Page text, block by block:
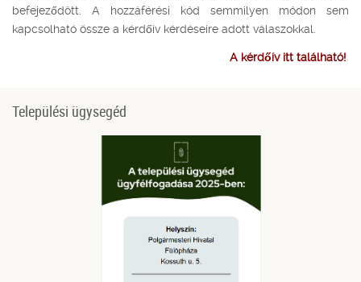
befejeződött. A hozzáférési kód semmilyen módon sem
kapcsolható össze a kérdőív kérdéseire adott válaszokkal.
A kérdőív itt található!
Települési ügysegéd